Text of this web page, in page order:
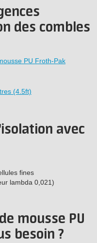
des combles
PU Froth-Pak
(4.5ft)
avec
fines
lambda 0,021)
mousse PU
besoin ?